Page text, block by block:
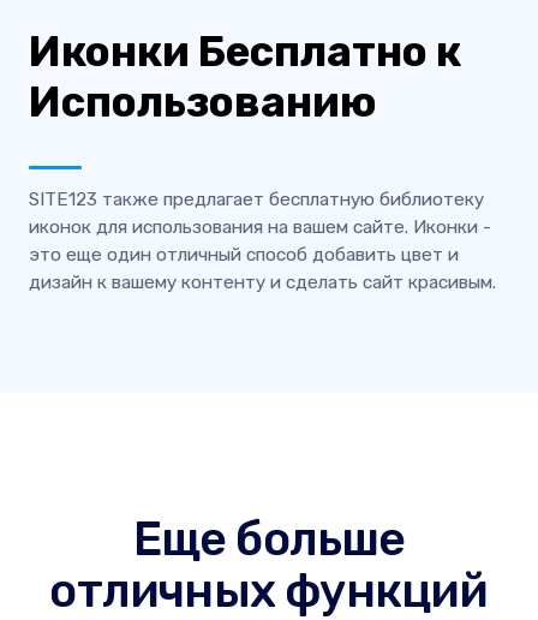
Иконки Бесплатно к
Использованию
SITE123 также предлагает бесплатную библиотеку
иконок для использования на вашем сайте. Иконки -
это еще один отличный способ добавить цвет и
дизайн к вашему контенту и сделать сайт красивым.
Еще больше
отличных функций